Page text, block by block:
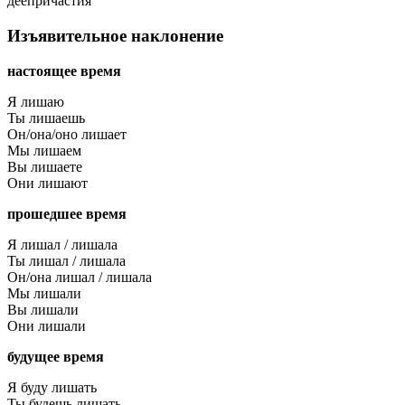
Изъявительное наклонение
настоящее время
Я лишаю
Ты лишаешь
Он/она/оно лишает
Мы лишаем
Вы лишаете
Они лишают
прошедшее время
Я лишал / лишала
Ты лишал / лишала
Он/она лишал / лишала
Мы лишали
Вы лишали
Они лишали
будущее время
Я буду лишать